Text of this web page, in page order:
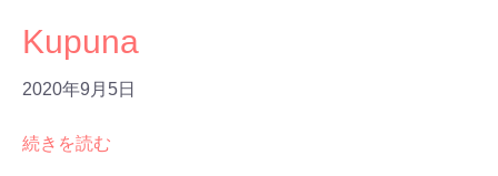
Kupuna
2020年9月5日
続きを読む